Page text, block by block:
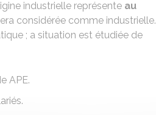
industrielle représente au
considérée comme industrielle.
; a situation est étudiée de
APE.